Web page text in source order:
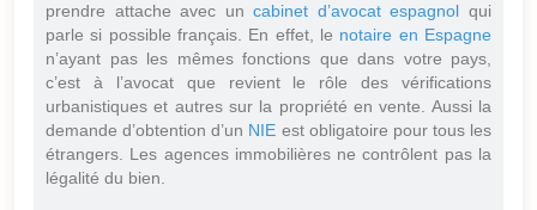
prendre attache avec uncabinet d’avocat espagnol qui
parle si possible français. En effet, le notaire en Espagne
n’ayant pas les mêmes fonctions que dans votre pays,
c’est à l’avocat que revient le rôle des vérifications
urbanistiques et autres sur la propriété en vente. Aussi la
demande d’obtention d’un NIE est obligatoire pour tous les
étrangers. Les agences immobilières ne contrôlent pas la
légalité du bien.